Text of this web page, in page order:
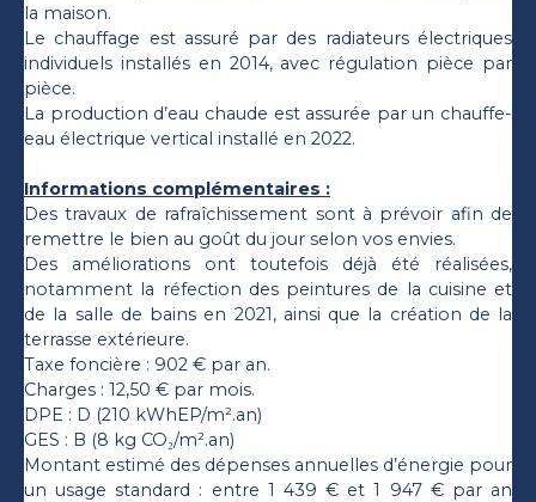
la maison.
Le chauffage est assuré par des radiateurs électriques
individuels installés en 2014, avec régulation pièce par
pièce.
La production d’eau chaude est assurée par un chauffe-
eau électrique vertical installé en 2022.
Informations complémentaires :
Des travaux de rafraîchissement sont à prévoir afin de
remettre le bien au goût du jour selon vos envies.
Des améliorations ont toutefois déjà été réalisées,
notamment la réfection des peintures de la cuisine et
de la salle de bains en 2021, ainsi que la création de la
terrasse extérieure.
Taxe foncière : 902 € par an.
Charges : 12,50 € par mois.
DPE : D (210 kWhEP/m².an)
GES : B (8 kg CO₂/m².an)
Montant estimé des dépenses annuelles d’énergie pour
un usage standard : entre 1 439 € et 1 947 € par an